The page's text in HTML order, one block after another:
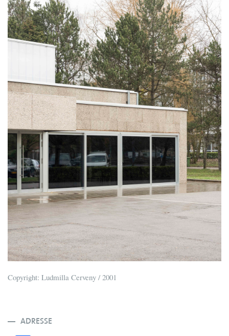
Copyright: Ludmilla Cerveny / 2001
ADRESSE